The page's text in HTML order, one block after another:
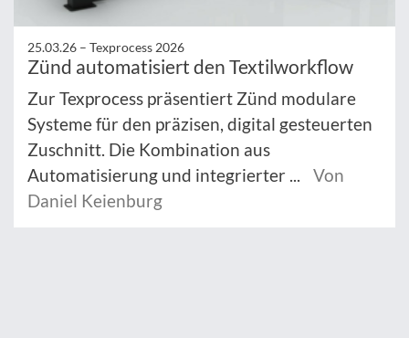
25.03.26 – Texprocess 2026
Zünd automatisiert den Textilworkflow
Zur Texprocess präsentiert Zünd modulare
Systeme für den präzisen, digital gesteuerten
Zuschnitt. Die Kombination aus
Automatisierung und integrierter ...
Von
Daniel Keienburg